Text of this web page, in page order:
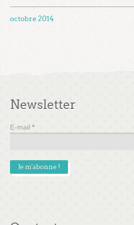
octobre 2014
Newsletter
E-mail *